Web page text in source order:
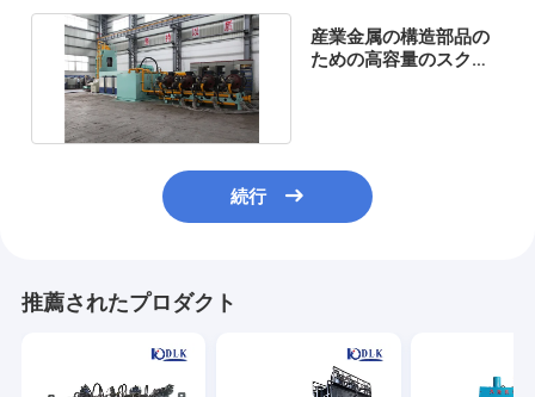
産業金属の構造部品の
ための高容量のスクラ
続行
推薦されたプロダクト